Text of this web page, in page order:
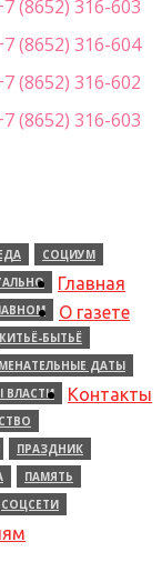
(8652) 316-603
(8652) 316-604
(8652) 316-602
(8652) 316-603
СОЦИУМ
БЫТЬЁ
ДАТЫ
ВЛАСТИ
ПРАЗДНИК
ПАМЯТЬ
СОЦСЕТИ
Главная
О газете
Контакты